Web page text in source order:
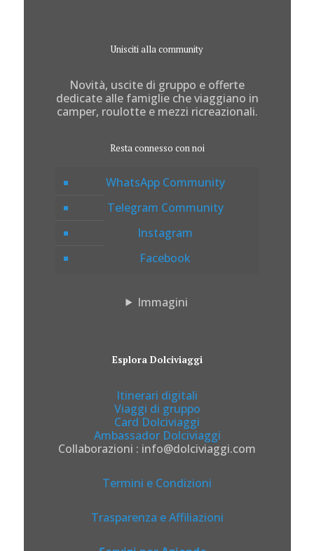
Unisciti alla community
Novità, uscite di gruppo e offerte
dedicate alle famiglie che viaggiano in
camper, roulotte e mezzi ricreazionali.
Resta connesso con noi
WhatsApp Community
Telegram Community
Instagram
Facebook
Immagini
Esplora Dolciviaggi
Itinerari digitali
Viaggi di gruppo
Card Dolciviaggi
Ambassador Dolciviaggi
Collaborazioni : info@dolciviaggi.com
Termini e Condizioni
Trasparenza e Affiliazioni